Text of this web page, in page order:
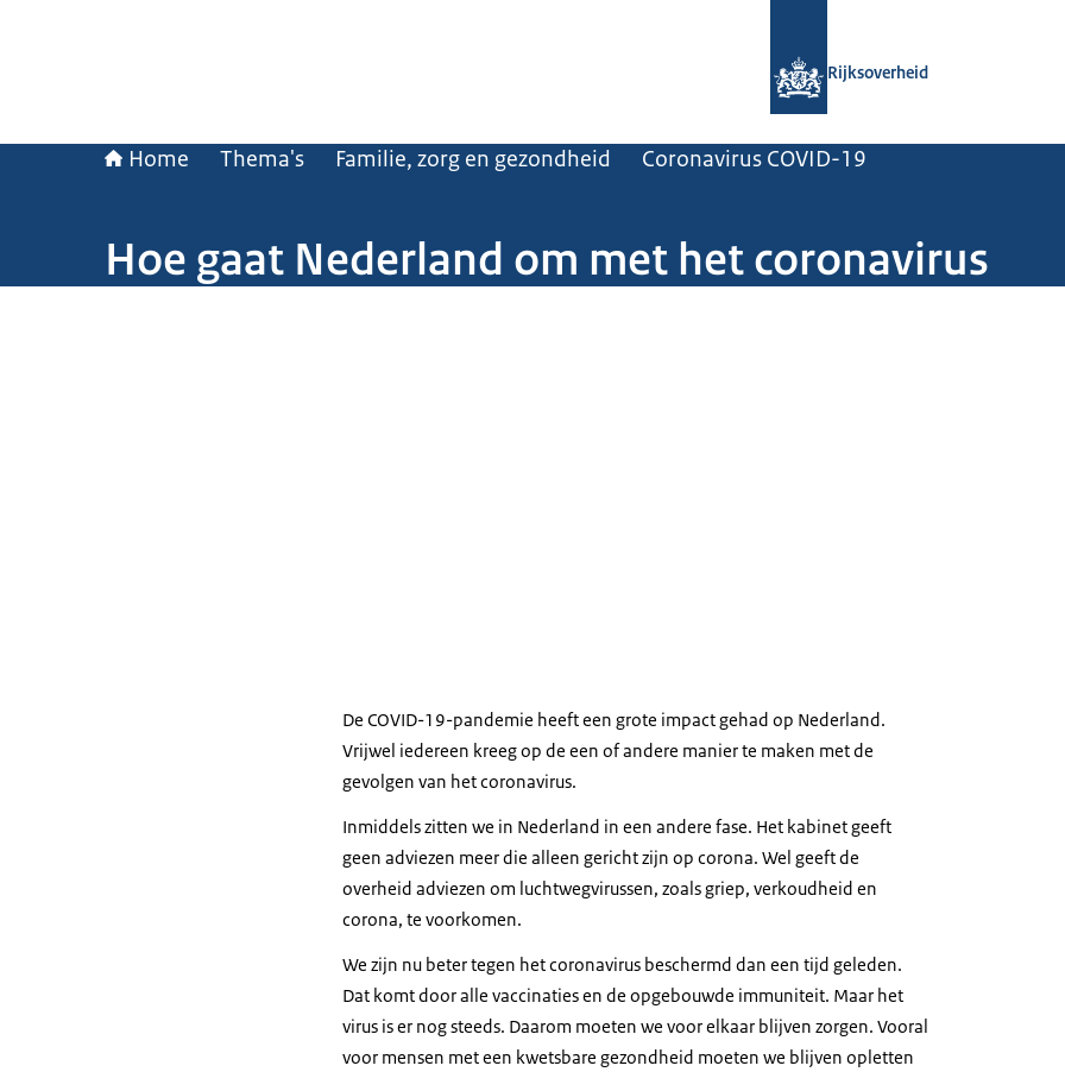
Rijksoverheid
Home Thema's Familie, zorg en gezondheid Coronavirus COVID-19
Hoe gaat Nederland om met het coronavirus
De COVID-19-pandemie heeft een grote impact gehad op Nederland.
Vrijwel iedereen kreeg op de een of andere manier te maken met de
gevolgen van het coronavirus.
Inmiddels zitten we in Nederland in een andere fase. Het kabinet geeft
geen adviezen meer die alleen gericht zijn op corona. Wel geeft de
overheid adviezen om luchtwegvirussen, zoals griep, verkoudheid en
corona, te voorkomen.
We zijn nu beter tegen het coronavirus beschermd dan een tijd geleden.
Dat komt door alle vaccinaties en de opgebouwde immuniteit. Maar het
virus is er nog steeds. Daarom moeten we voor elkaar blijven zorgen. Vooral
voor mensen met een kwetsbare gezondheid moeten we blijven opletten